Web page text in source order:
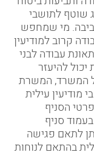
ותביעות ביטוח
שוטף לתושבי
מי שמחפש
קרוב למודיעין
עבודה לבני
יכול להיעזר
המשרד, המשרת
מודיעין עילית
הסניף
סניף
לתאם פגישה
בהתאם לנוחות